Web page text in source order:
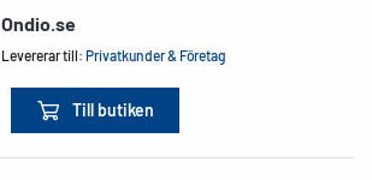
Ondio.se
Levererar till:Privatkunder & Företag
Till butiken